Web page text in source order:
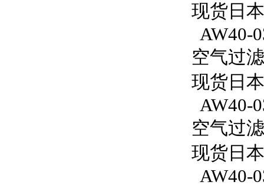
现货日
AW40-
空气过
现货日
AW40-
空气过
现货日
AW40-